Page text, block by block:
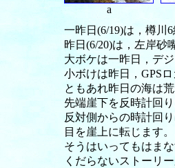
a
一昨日(6/19)は，樽川
昨日(6/20)は，左岸砂
大ボケは一昨日，デ
小ボけは昨日，GPS
ともあれ昨日の海は
先端崖下を反時計回
反対側からの時計回
目を崖上に転じます
そうはいってもはま
くだらないストーリ